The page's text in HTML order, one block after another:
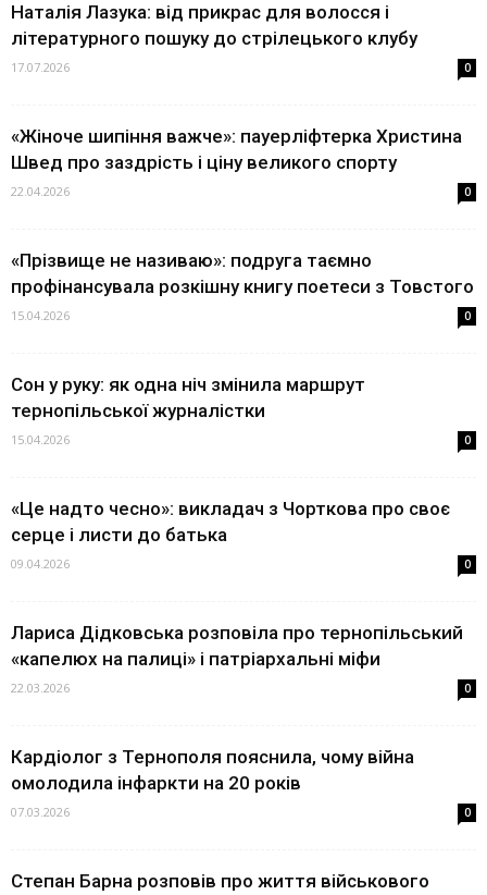
Наталія Лазука: від прикрас для волосся і
літературного пошуку до стрілецького клубу
17.07.2026 0
«Жіноче шипіння важче»: пауерліфтерка Христина
Швед про заздрість і ціну великого спорту
22.04.2026 0
«Прізвище не називаю»: подруга таємно
профінансувала розкішну книгу поетеси з Товстого
15.04.2026 0
Сон у руку: як одна ніч змінила маршрут
тернопільської журналістки
15.04.2026 0
«Це надто чесно»: викладач з Чорткова про своє
серце і листи до батька
09.04.2026 0
Лариса Дідковська розповіла про тернопільський
«капелюх на палиці» і патріархальні міфи
22.03.2026 0
Кардіолог з Тернополя пояснила, чому війна
омолодила інфаркти на 20 років
07.03.2026 0
Степан Барна розповів про життя військового